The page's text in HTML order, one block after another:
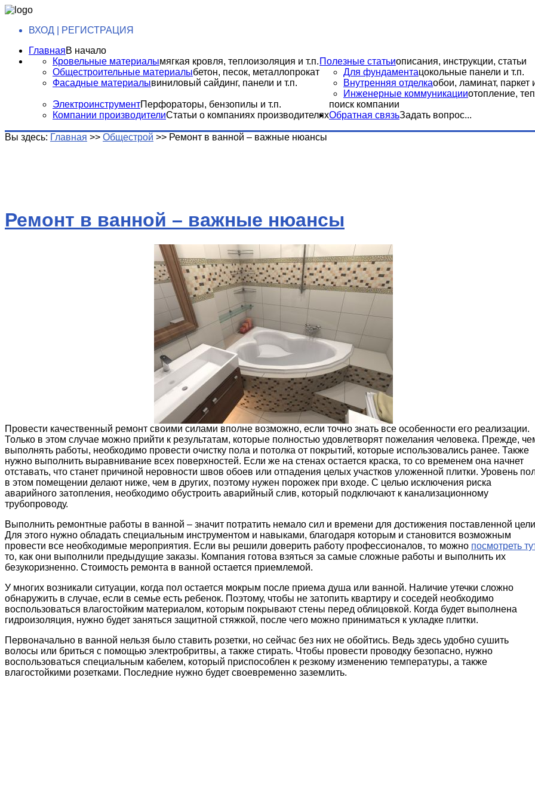
ВХОД | РЕГИСТРАЦИЯ
ГлавнаяВ начало
Полезные статьиописания, инструкции, статьи
Кровельные материалымягкая кровля, теплоизоляция и т.п.
Общестроительные материалыбетон, песок, металлопрокат
Фасадные материалывиниловый сайдинг, панели и т.п.
Для фундаментацокольные панели и т.п.
Внутренняя отделкаобои, ламинат, паркет
Инженерные коммуникацииотопление,
ЭлектроинструментПерфораторы, бензопилы и т.п.
Компании производителиСтатьи о компаниях производителях
поиск компании
Обратная связьЗадать вопрос...
Вы здесь: Главная >> Общестрой >> Ремонт в ванной – важные нюансы
Ремонт в ванной – важные нюансы
Провести качественный ремонт своими силами вполне возможно, если точно знать все особенности его реализации.
Только в этом случае можно прийти к результатам, которые полностью удовлетворят пожелания человека. Прежде,
выполнять работы, необходимо провести очистку пола и потолка от покрытий, которые использовались ранее. Также
нужно выполнить выравнивание всех поверхностей. Если же на стенах остается краска, то со временем она начнет
отставать, что станет причиной неровности швов обоев или отпадения целых участков уложенной плитки. Уровень
в этом помещении делают ниже, чем в других, поэтому нужен порожек при входе. С целью исключения риска
аварийного затопления, необходимо обустроить аварийный слив, который подключают к канализационному
трубопроводу.
Выполнить ремонтные работы в ванной – значит потратить немало сил и времени для достижения поставленной
Для этого нужно обладать специальным инструментом и навыками, благодаря которым и становится возможным
провести все необходимые мероприятия. Если вы решили доверить работу профессионалов, то можно посмотреть
то, как они выполнили предыдущие заказы. Компания готова взяться за самые сложные работы и выполнить их
безукоризненно. Стоимость ремонта в ванной остается приемлемой.
У многих возникали ситуации, когда пол остается мокрым после приема душа или ванной. Наличие утечки сложно
обнаружить в случае, если в семье есть ребенок. Поэтому, чтобы не затопить квартиру и соседей необходимо
воспользоваться влагостойким материалом, которым покрывают стены перед облицовкой. Когда будет выполнена
гидроизоляция, нужно будет заняться защитной стяжкой, после чего можно приниматься к укладке плитки.
Первоначально в ванной нельзя было ставить розетки, но сейчас без них не обойтись. Ведь здесь удобно сушить
волосы или бриться с помощью электробритвы, а также стирать. Чтобы провести проводку безопасно, нужно
воспользоваться специальным кабелем, который приспособлен к резкому изменению температуры, а также
влагостойкими розетками. Последние нужно будет своевременно заземлить.